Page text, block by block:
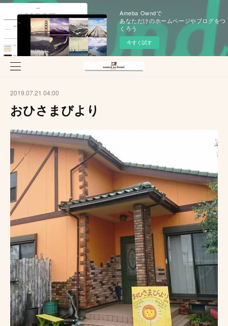
Ameba Owndで
あなただけのホームページやブログをつ
くろう
今すぐ試す
2019.07.21 04:00
おひさまびより